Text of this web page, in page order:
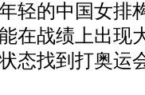
轻的中国女排
在战绩上出现
态找到打奥运